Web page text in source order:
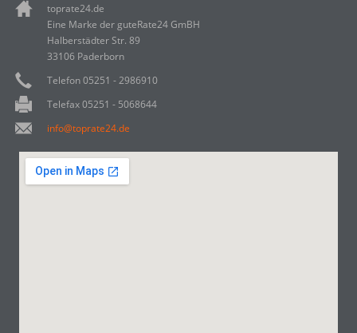
toprate24.de
Eine Marke der guteRate24 GmBH
Halberstädter Str. 89
33106 Paderborn
Telefon 05251 - 2986910
Telefax 05251 - 5068644
info@toprate24.de